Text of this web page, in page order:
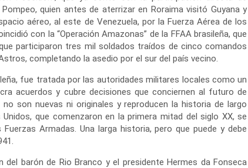
quien antes de aterrizar en Roraima visitó Guyana y
aéreo, al este de Venezuela, por la Fuerza Aérea de los
con la “Operación Amazonas” de la FFAA brasileña, que
participaron tres mil soldados traídos de cinco comandos
completando la asedio por el sur del país vecino.
fue tratada por las autoridades militares locales como un
acuerdos y cubre decisiones que conciernen al futuro de
son nuevas ni originales y reproducen la historia de largo
que comenzaron en la primera mitad del siglo XX, se
Armadas. Una larga historia, pero que puede y debe
barón de Rio Branco y el presidente Hermes da Fonseca